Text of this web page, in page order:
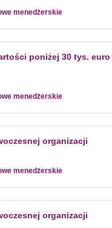
menedżerskie
poniżej 30 tys.
menedżerskie
organizacji
menedżerskie
organizacji